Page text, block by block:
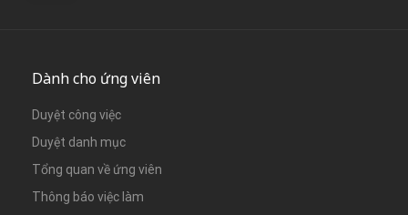
Dành cho ứng viên
Duyệt công việc
Duyệt danh mục
Tổng quan về ứng viên
Thông báo việc làm